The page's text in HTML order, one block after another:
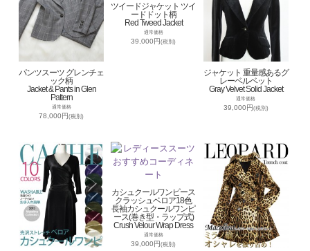
パンツスーツ グレンチェ
ック柄
Jacket & Pants in Glen
Pattern
通常価格
78,000円(税別)
ツイードジャケット ツイ
ードドット柄
Red Tweed Jacket
通常価格
39,000円(税別)
ジャケット 重量感あるグ
レーベルベット
Gray Velvet Solid Jacket
通常価格
39,000円(税別)
カシュクールワンピース
クラッシュベロア18色
長袖カシュクールワンピ
ース(巻き型・ラップ式)
Crush Velour Wrap Dress
通常価格
39,000円(税別)